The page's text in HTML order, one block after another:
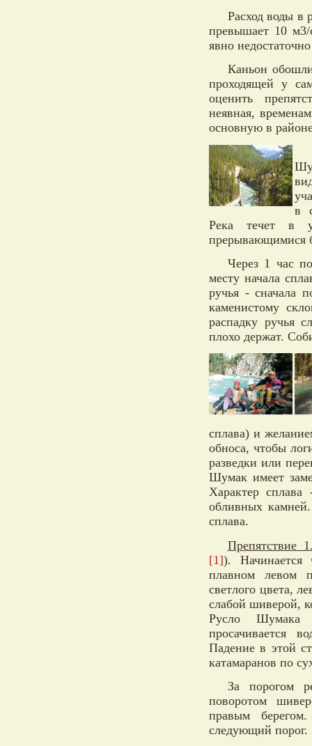
Расход воды в
превышает 10
явно
Каньон
проходящей у
оценить
неявная,
основную в
в
Река течет в
прерывающимися
Через 1 час
месту начала
ручья - сначала
каменистому
распадку ручья
плохо держат.
сплава) и
обноса, чтобы
разведки или
Шумак имеет
Характер
обливных
сплава.
Препятствие
[1]). Начинается
плавном левом
светлого цвета,
слабой шиверой,
Русло Шумака
просачивается
Падение в этой
катамаранов по
За порогом
поворотом
правым
следующий порог.